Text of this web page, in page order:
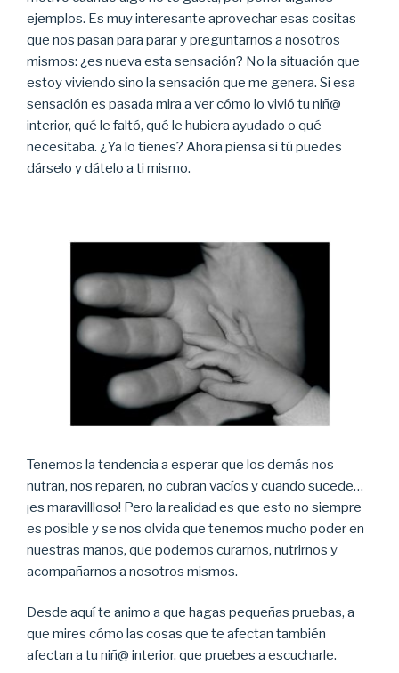
ejemplos. Es muy interesante aprovechar esas cositas
que nos pasan para parar y preguntarnos a nosotros
mismos: ¿es nueva esta sensación? No la situación que
estoy viviendo sino la sensación que me genera. Si esa
sensación es pasada mira a ver cómo lo vivió tu niñ@
interior, qué le faltó, qué le hubiera ayudado o qué
necesitaba. ¿Ya lo tienes? Ahora piensa si tú puedes
dárselo y dátelo a ti mismo.
Tenemos la tendencia a esperar que los demás nos
nutran, nos reparen, no cubran vacíos y cuando sucede…
¡es maravillloso! Pero la realidad es que esto no siempre
es posible y se nos olvida que tenemos mucho poder en
nuestras manos, que podemos curarnos, nutrirnos y
acompañarnos a nosotros mismos.
Desde aquí te animo a que hagas pequeñas pruebas, a
que mires cómo las cosas que te afectan también
afectan a tu niñ@ interior, que pruebes a escucharle.